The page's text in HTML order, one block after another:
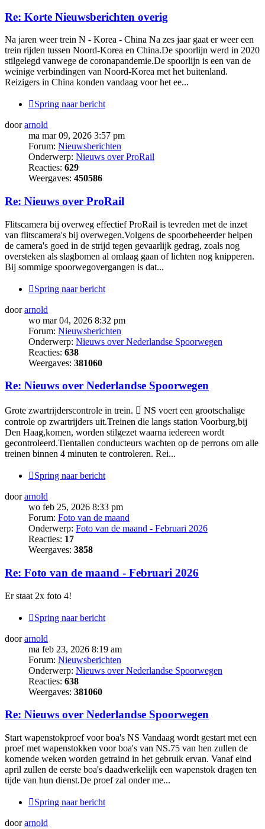
Re: Korte Nieuwsberichten overig
Na jaren weer trein N - Korea - China Na zes jaar gaat er weer een
trein rijden tussen Noord-Korea en China.De spoorlijn werd in 2020
stilgelegd vanwege de coronapandemie.De spoorlijn is een van de
weinige verbindingen van Noord-Korea met het buitenland.
Reizigers in China konden vandaag voor het ee...
Spring naar bericht
doorarnold
ma mar 09, 2026 3:57 pm
Forum: Nieuwsberichten
Onderwerp: Nieuws over ProRail
Reacties: 629
Weergaves: 450586
Re: Nieuws over ProRail
Flitscamera bij overweg effectief ProRail is tevreden met de inzet
van flitscamera's bij overwegen.Volgens de spoorbeheerder helpen
de camera's goed in de strijd tegen gevaarlijk gedrag, zoals nog
oversteken als slagbomen al omlaag gaan of lichten nog knipperen.
Bij sommige spoorwegovergangen is dat...
Spring naar bericht
doorarnold
wo mar 04, 2026 8:32 pm
Forum: Nieuwsberichten
Onderwerp: Nieuws over Nederlandse Spoorwegen
Reacties: 638
Weergaves: 381060
Re: Nieuws over Nederlandse Spoorwegen
Grote zwartrijderscontrole in trein.  NS voert een grootschalige
controle op zwartrijders uit.Treinen die langs station Voorburg,bij
Den Haag,komen, worden stilgezet waarna iedereen wordt
gecontroleerd.Tientallen conducteurs wachten op de perrons om alle
treinen binnen 4 minuten te controleren. Rei...
Spring naar bericht
doorarnold
wo feb 25, 2026 8:33 pm
Forum: Foto van de maand
Onderwerp: Foto van de maand - Februari 2026
Reacties: 17
Weergaves: 3858
Re: Foto van de maand - Februari 2026
Er staat 2x foto 4!
Spring naar bericht
doorarnold
ma feb 23, 2026 8:19 am
Forum: Nieuwsberichten
Onderwerp: Nieuws over Nederlandse Spoorwegen
Reacties: 638
Weergaves: 381060
Re: Nieuws over Nederlandse Spoorwegen
Start wapenstokproef voor boa's NS Vandaag wordt gestart met een
proef met wapenstokken voor boa's van NS.75 van hen zullen de
komende weken worden getraind in het gebruik ervan. Vanaf eind
april zullen de eerste boa's daadwerkelijk een wapenstok dragen ten
tijde van hun dienst.De proef zal onder me...
Spring naar bericht
doorarnold